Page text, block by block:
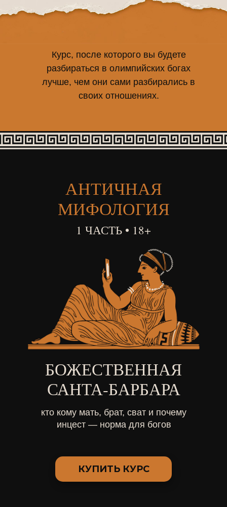
Курс, после которого вы будете
разбираться в олимпийских богах
лучше, чем они сами разбирались в
своих отношениях.
КУПИТЬ КУРС
кто кому мать, брат, сват и почему
инцест — норма для богов
БОЖЕСТВЕННАЯ
САНТА-БАРБАРА
1 ЧАСТЬ • 18+
АНТИЧНАЯ
МИФОЛОГИЯ
ПОСЛЕ КУРСА